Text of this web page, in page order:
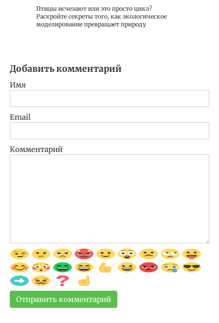
Птицы исчезают или это просто цикл?
Раскройте секреты того, как экологическое
моделирование превращает природу
Добавить комментарий
Имя
Email
Комментарий